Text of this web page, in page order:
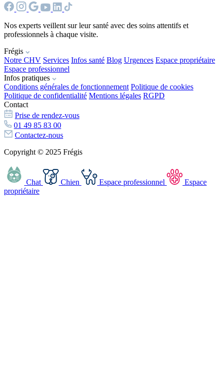
Nos experts veillent sur leur santé avec des soins attentifs et
professionnels à chaque visite.
Frégis
Notre CHV Services Infos santé Blog Urgences Espace propriétaire
Espace professionnel
Infos pratiques
Conditions générales de fonctionnement Politique de cookies
Politique de confidentialité Mentions légales RGPD
Contact
Prise de rendez-vous
01 49 85 83 00
Contactez-nous
Copyright © 2025 Frégis
Chat Chien Espace professionnel
Espace
propriétaire